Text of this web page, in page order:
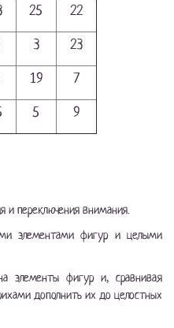
25
22
3
23
19
7
5 9
и переключения внимания.
элементами фигур и целыми
элементы фигур и, сравнивая
дополнить их до целостных